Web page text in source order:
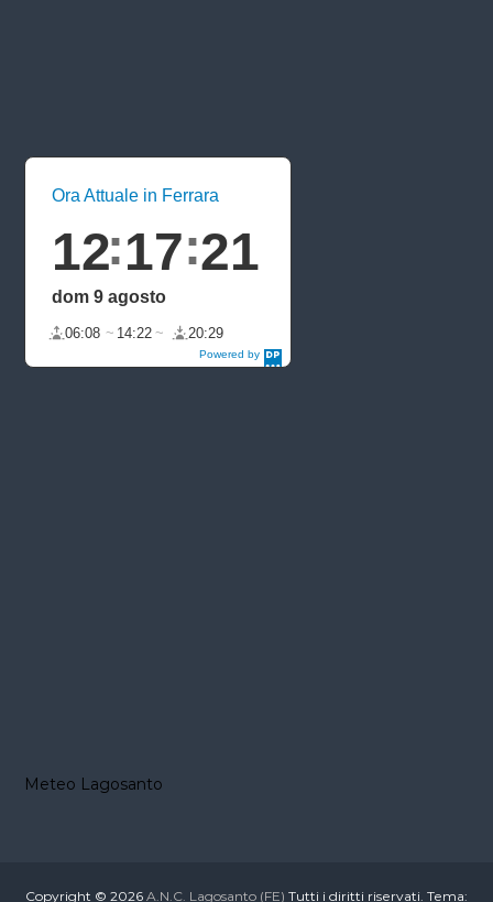
Powered by
DaysPedia.c
Ora Attuale in Ferrara
12 17 21
dom 9 agosto
06:08 14:22 20:29
Meteo Lagosanto
Copyright © 2026 A.N.C. Lagosanto (FE) Tutti i diritti riservati. Tema: